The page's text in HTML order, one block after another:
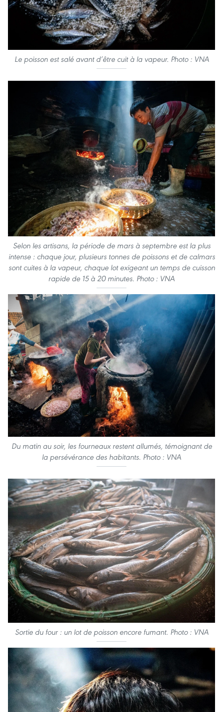
Le poisson est salé avant d’être cuit à la vapeur. Photo : VNA
Selon les artisans, la période de mars à septembre est la plus
intense : chaque jour, plusieurs tonnes de poissons et de calmars
sont cuites à la vapeur, chaque lot exigeant un temps de cuisson
rapide de 15 à 20 minutes. Photo : VNA
Du matin au soir, les fourneaux restent allumés, témoignant de
la persévérance des habitants. Photo : VNA
Sortie du four : un lot de poisson encore fumant. Photo : VNA